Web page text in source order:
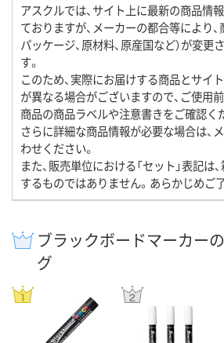
アスクルでは、サイト上に最新の商品情
ておりますが、メーカーの都合等により、
パッケージ、原材料、原産国など）が変更
す。
このため、実際にお届けする商品とサイ
が異なる場合がございますので、ご使用
商品の商品ラベルや注意書きをご確認く
さらに詳細な商品情報が必要な場合は、
わせください。
また、販売単位における「セット」表記は
するものではありません。あらかじめご
ブラックボードマーカー
グ